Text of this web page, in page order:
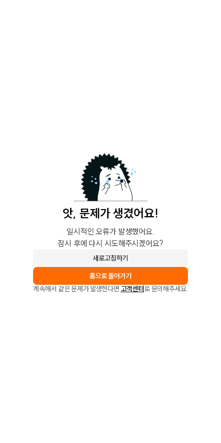
앗, 문제가 생겼어요!
일시적인 오류가 발생했어요.
잠시 후에 다시 시도해주시겠어요?
새로고침하기
홈으로 돌아가기
계속해서 같은 문제가 발생한다면 고객센터로 문의해주세요.